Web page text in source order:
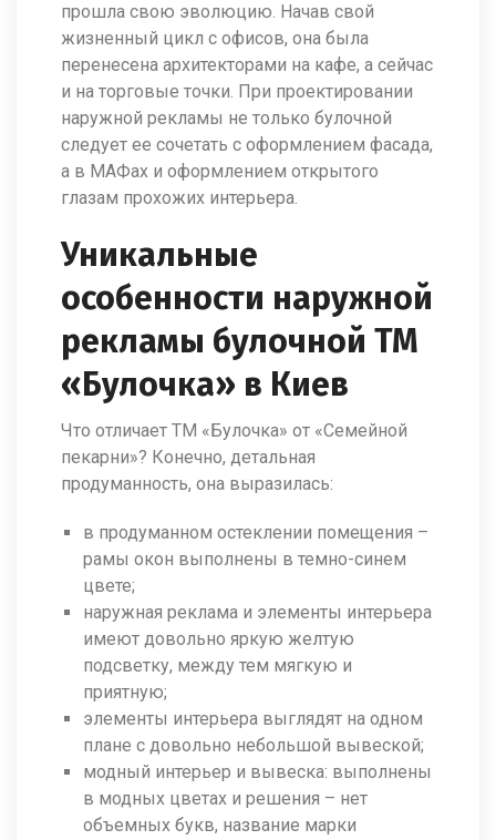
прошла свою эволюцию. Начав свой
жизненный цикл с офисов, она была
перенесена архитекторами на кафе, а сейчас
и на торговые точки. При проектировании
наружной рекламы не только булочной
следует ее сочетать с оформлением фасада,
а в МАФах и оформлением открытого
глазам прохожих интерьера.
Уникальные
особенности наружной
рекламы булочной ТМ
«Булочка» в Киев
Что отличает ТМ «Булочка» от «Семейной
пекарни»? Конечно, детальная
продуманность, она выразилась:
в продуманном остеклении помещения –
рамы окон выполнены в темно-синем
цвете;
наружная реклама и элементы интерьера
имеют довольно яркую желтую
подсветку, между тем мягкую и
приятную;
элементы интерьера выглядят на одном
плане с довольно небольшой вывеской;
модный интерьер и вывеска: выполнены
в модных цветах и решения – нет
объемных букв, название марки